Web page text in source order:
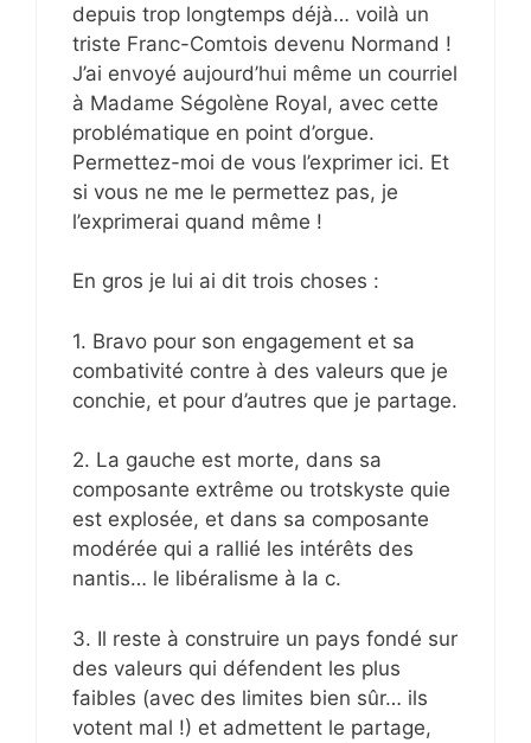
depuis trop longtemps déjà… voilà un
triste Franc-Comtois devenu Normand !
J’ai envoyé aujourd’hui même un courriel
à Madame Ségolène Royal, avec cette
problématique en point d’orgue.
Permettez-moi de vous l’exprimer ici. Et
si vous ne me le permettez pas, je
l’exprimerai quand même !
En gros je lui ai dit trois choses :
1. Bravo pour son engagement et sa
combativité contre à des valeurs que je
conchie, et pour d’autres que je partage.
2. La gauche est morte, dans sa
composante extrême ou trotskyste quie
est explosée, et dans sa composante
modérée qui a rallié les intérêts des
nantis… le libéralisme à la c.
3. Il reste à construire un pays fondé sur
des valeurs qui défendent les plus
faibles (avec des limites bien sûr… ils
votent mal !) et admettent le partage,